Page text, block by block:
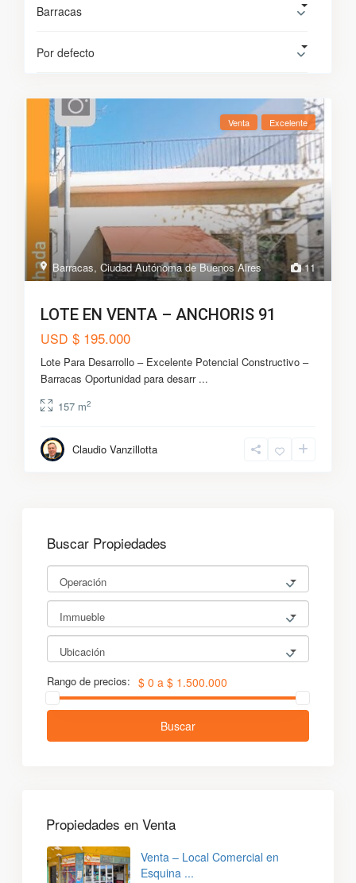
Barracas
Por defecto
11
Barracas,Ciudad Autónoma de Buenos Aires
Venta Excelente
LOTE EN VENTA – ANCHORIS 91
USD $ 195.000
Lote Para Desarrollo – Excelente Potencial Constructivo –
Barracas Oportunidad para desarr ...
157 m2
Claudio Vanzillotta
Buscar Propiedades
Operación
Immueble
Ubicación
Rango de precios: $ 0 a $ 1.500.000
Buscar
Propiedades en Venta
Venta – Local Comercial en
Esquina ...